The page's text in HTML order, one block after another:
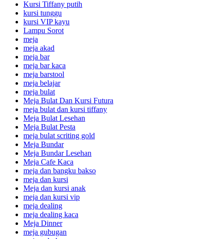
Kursi Tiffany putih
kursi tunggu
kursi VIP kayu
Lampu Sorot
meja
meja akad
meja bar
meja bar kaca
meja barstool
meja belajar
meja bulat
Meja Bulat Dan Kursi Futura
meja bulat dan kursi tiffany
Meja Bulat Lesehan
Meja Bulat Pesta
meja bulat scriting gold
Meja Bundar
Meja Bundar Lesehan
Meja Cafe Kaca
meja dan bangku bakso
meja dan kursi
Meja dan kursi anak
meja dan kursi vip
meja dealing
meja dealing kaca
Meja Dinner
meja gubugan